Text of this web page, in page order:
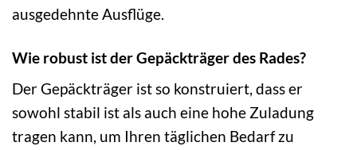
ausgedehnte Ausflüge.
Wie robust ist der Gepäckträger des Rades?
Der Gepäckträger ist so konstruiert, dass er
sowohl stabil ist als auch eine hohe Zuladung
tragen kann, um Ihren täglichen Bedarf zu